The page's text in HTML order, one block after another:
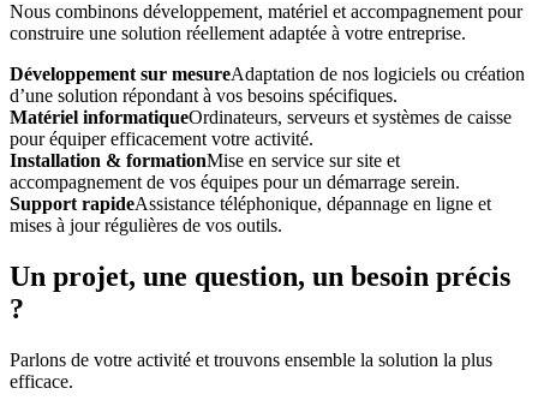
Nous combinons développement, matériel et accompagnement pour
construire une solution réellement adaptée à votre entreprise.
Développement sur mesureAdaptation de nos logiciels ou création
d’une solution répondant à vos besoins spécifiques.
Matériel informatiqueOrdinateurs, serveurs et systèmes de caisse
pour équiper efficacement votre activité.
Installation & formationMise en service sur site et
accompagnement de vos équipes pour un démarrage serein.
Support rapideAssistance téléphonique, dépannage en ligne et
mises à jour régulières de vos outils.
Un projet, une question, un besoin précis
?
Parlons de votre activité et trouvons ensemble la solution la plus
efficace.